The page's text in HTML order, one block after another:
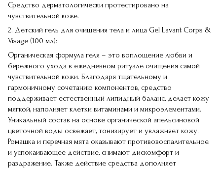
Средство дерматологически протестировано на
чувствительной коже.
2. Детский гель для очищения тела и лица Gel Lavant Corps &
Visage (100 мл):
Органическая формула геля – это воплощение любви и
бережного ухода в ежедневном ритуале очищения самой
чувствительной кожи. Благодаря тщательному и
гармоничному сочетанию компонентов, средство
поддерживает естественный липидный баланс, делает кожу
мягкой, наполняет клетки витаминами и микроэлементами.
Уникальный состав на основе органической апельсиновой
цветочной воды освежает, тонизирует и увлажняет кожу.
Ромашка и перечная мята оказывают противовоспалительное
и успокаивающее действие, снимают дискомфорт и
раздражение. Также действие средства дополняет